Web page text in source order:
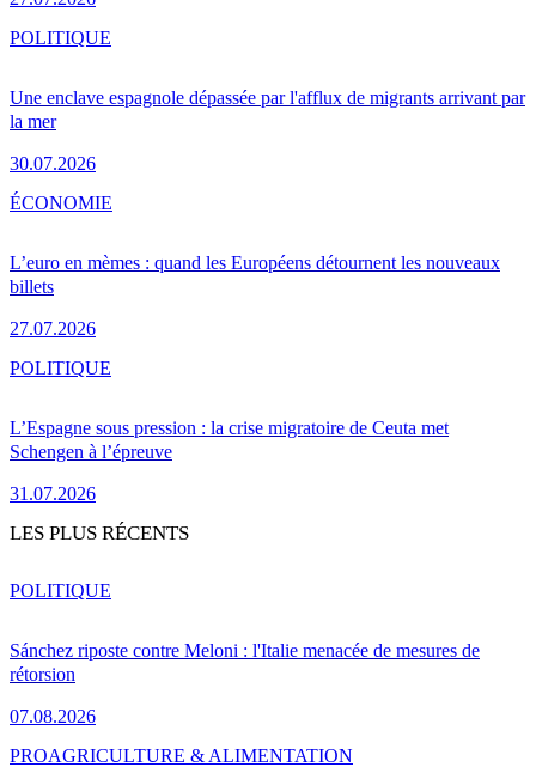
Une enclave espagnole dépassée par l'afflux de migrants arrivant par
la mer
30.07.2026
POLITIQUE
L’euro en mèmes : quand les Européens détournent les nouveaux
billets
27.07.2026
ÉCONOMIE
L’Espagne sous pression : la crise migratoire de Ceuta met
Schengen à l’épreuve
31.07.2026
POLITIQUE
LES PLUS RÉCENTS
Sánchez riposte contre Meloni : l'Italie menacée de mesures de
rétorsion
07.08.2026
POLITIQUE
PROAGRICULTURE & ALIMENTATION